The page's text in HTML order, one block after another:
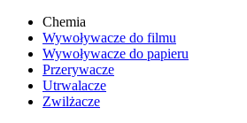
Chemia
Wywoływacze do filmu
Wywoływacze do papieru
Przerywacze
Utrwalacze
Zwilżacze